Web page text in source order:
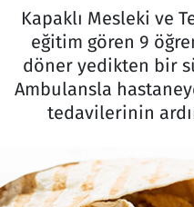
Kapaklı Mesleki ve
eğitim gören 9
döner yedikten bir
Ambulansla
tedavilerinin
Asayiş
Eğitim
Ekonomi
Siyaset
Ergene
Genel
Gündem
Kapaklı
Son Dakika Haberleri
Haber Arşivi